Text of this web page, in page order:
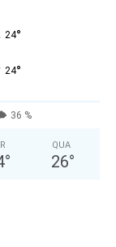
24°
24°
36 %
°
QUA
26°